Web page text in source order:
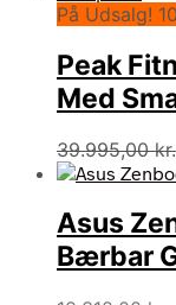
På Udsalg!
Peak
Med
39.995,00kr.
Asus
Bærbar